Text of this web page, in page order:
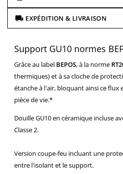
EXPÉDITION & LIVRAISON
Support GU10 normes
Grâce au label BEPOS, à la norme
thermiques) et à sa cloche de
étanche à l'air, bloquant ainsi ce flux
pièce de vie.*
Douille GU10 en céramique incluse
Classe 2.
Version coupe-feu incluant une
entre l'isolant et le support.